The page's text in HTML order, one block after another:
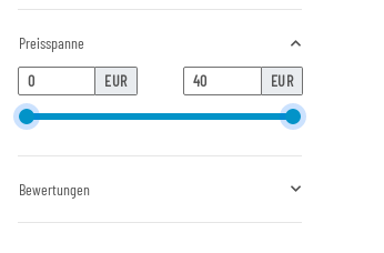
Preisspanne
EUR EUR
Bewertungen